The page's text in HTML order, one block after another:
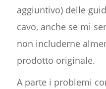
aggiuntivo) delle
cavo, anche se mi
non includerne
prodotto originale.
A parte i problemi